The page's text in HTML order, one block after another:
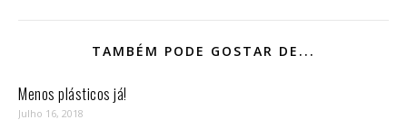
TAMBÉM PODE GOSTAR DE...
Menos plásticos já!
Julho 16, 2018